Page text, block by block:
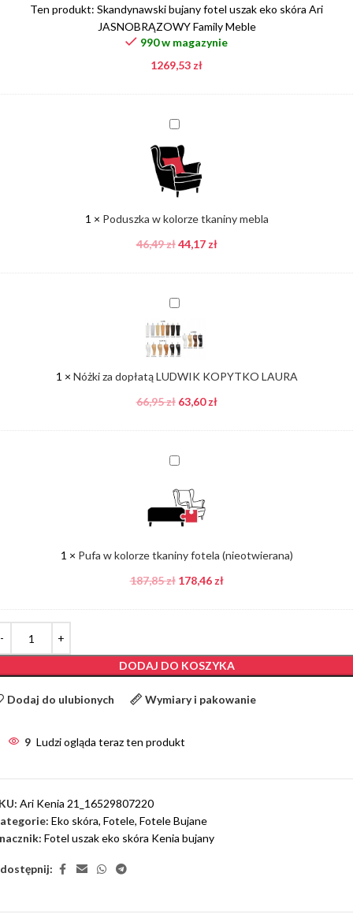
Ari
JASNOBRĄZOWY
Family
Meble
Ten produkt: Skandynawski bujany fotel uszak eko skóra Ari
JASNOBRĄZOWY Family Meble
990 w magazynie
1269,53 zł
Poduszka
kolorze
tkaniny
mebla
1 × Poduszka w kolorze tkaniny mebla
46,49zł 44,17 zł
Nóżki
dopłatą
LUDWIK
KOPYTKO
1 × Nóżki za dopłatą LUDWIK KOPYTKO LAURA
66,95zł 63,60zł
Pufa
kolorze
tkaniny
fotela
1 × Pufa w kolorze tkaniny fotela (nieotwierana)
187,85zł 178,46zł
DODAJ DO KOSZYKA
Dodaj do ulubionych Wymiary i pakowanie
9 Ludzi ogląda teraz ten produkt
Ari Kenia 21_16529807220
Eko skóra, Fotele, Fotele Bujane
Fotel uszak eko skóra Kenia bujany